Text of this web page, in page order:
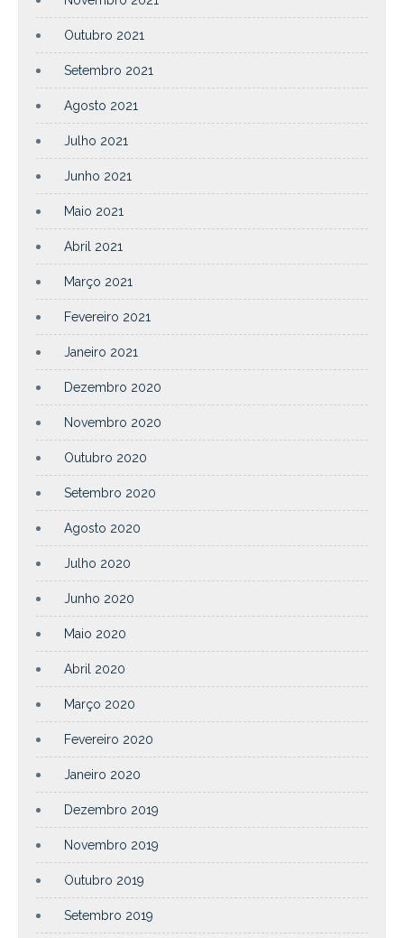
Outubro 2021
Setembro 2021
Agosto 2021
Julho 2021
Junho 2021
Maio 2021
Abril 2021
Março 2021
Fevereiro 2021
Janeiro 2021
Dezembro 2020
Novembro 2020
Outubro 2020
Setembro 2020
Agosto 2020
Julho 2020
Junho 2020
Maio 2020
Abril 2020
Março 2020
Fevereiro 2020
Janeiro 2020
Dezembro 2019
Novembro 2019
Outubro 2019
Setembro 2019